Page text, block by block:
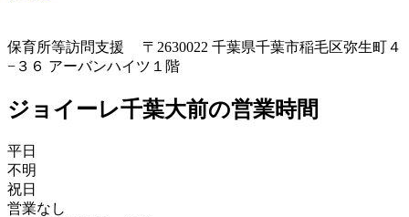
保育所等訪問支援 〒2630022 千葉県千葉市稲毛区弥生町４
−３６ アーバンハイツ１階
ジョイーレ千葉大前の営業時間
平日
不明
祝日
営業なし